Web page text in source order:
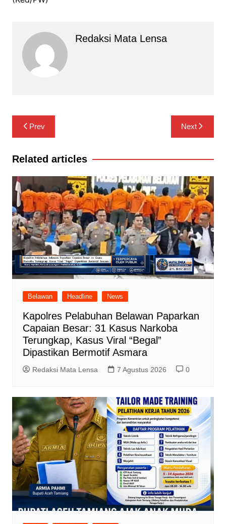
Redaksi Mata Lensa
Navigasi
pos
Prev Next
Related articles
Belawan Headline News
Kapolres Pelabuhan Belawan Paparkan
Capaian Besar: 31 Kasus Narkoba
Terungkap, Kasus Viral “Begal”
Dipastikan Bermotif Asmara
Redaksi Mata Lensa 7 Agustus 2026 0